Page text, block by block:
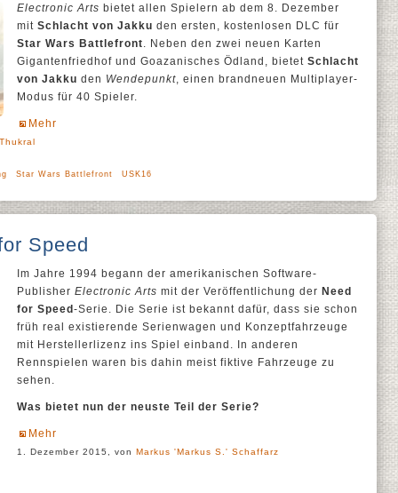
Electronic Arts bietet allen Spielern ab dem 8. Dezember
mit Schlacht von Jakku den ersten, kostenlosen DLC für
Star Wars Battlefront. Neben den zwei neuen Karten
Gigantenfriedhof und Goazanisches Ödland, bietet Schlacht
von Jakku den Wendepunkt, einen brandneuen Multiplayer-
Modus für 40 Spieler.
Mehr
Star Wars Battlefront USK16
Speed
Im Jahre 1994 begann der amerikanischen Software-
Publisher Electronic Arts mit der Veröffentlichung der Need
for Speed -Serie. Die Serie ist bekannt dafür, dass sie schon
früh real existierende Serienwagen und Konzeptfahrzeuge
mit Herstellerlizenz ins Spiel einband. In anderen
Rennspielen waren bis dahin meist fiktive Fahrzeuge zu
sehen.
Was bietet nun der neuste Teil der Serie?
Mehr
1. Dezember 2015, von Markus 'Markus S.' Schaffarz